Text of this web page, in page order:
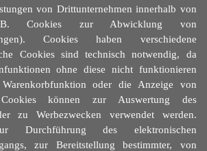
von Drittunternehmen innerhalb von
Cookies zur Abwicklung von
Cookies haben verschiedene
Cookies sind technisch notwendig, da
ohne diese nicht funktionieren
oder die Anzeige von
können zur Auswertung des
zu Werbezwecken verwendet werden.
Durchführung des elektronischen
zur Bereitstellung bestimmter, von